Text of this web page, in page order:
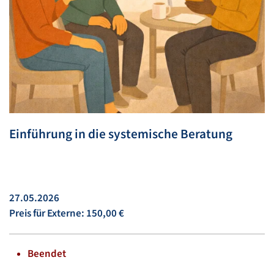
Einführung in die systemische Beratung
27.05.2026
Preis für Externe: 150,00 €
Beendet